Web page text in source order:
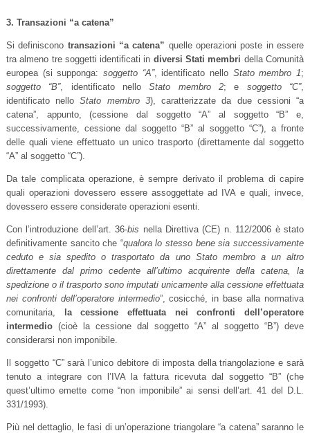
3. Transazioni “a catena”
Si definiscono transazioni “a catena” quelle operazioni poste in essere
tra almeno tre soggetti identificati in diversi Stati membri della Comunità
europea (si supponga: soggetto “A”, identificato nello Stato membro 1;
soggetto “B”, identificato nelloStato membro 2; e soggetto “C”,
identificato nelloStato membro 3), caratterizzate da due cessioni “a
catena”, appunto, (cessione dal soggetto “A” al soggetto “B” e,
successivamente, cessione dal soggetto “B” al soggetto “C”), a fronte
delle quali viene effettuato un unico trasporto (direttamente dal soggetto
“A” al soggetto “C”).
Da tale complicata operazione, è sempre derivato il problema di capire
quali operazioni dovessero essere assoggettate ad IVA e quali, invece,
dovessero essere considerate operazioni esenti.
Con l’introduzione dell’art. 36-bis nella Direttiva (CE) n. 112/2006 è stato
definitivamente sancito che “qualora lo stesso bene sia successivamente
ceduto e sia spedito o trasportato da uno Stato membro a un altro
direttamente dal primo cedente all’ultimo acquirente della catena, la
spedizione o il trasporto sono imputati unicamente alla cessione effettuata
nei confronti dell’operatore intermedio”, cosicché, in base alla normativa
comunitaria,
la cessione effettuata nei confronti dell’operatore
intermedio(cioè la cessione dal soggetto “A” al soggetto “B”) deve
considerarsi non imponibile.
Il soggetto “C” sarà l’unico debitore di imposta della triangolazione e sarà
tenuto a integrare con l’IVA la fattura ricevuta dal soggetto “B” (che
quest’ultimo emette come “non imponibile” ai sensi dell’art. 41 del D.L.
331/1993).
Più nel dettaglio, le fasi di un’operazione triangolare “a catena” saranno le